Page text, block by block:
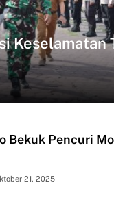
Bekuk Pencuri
21, 2025